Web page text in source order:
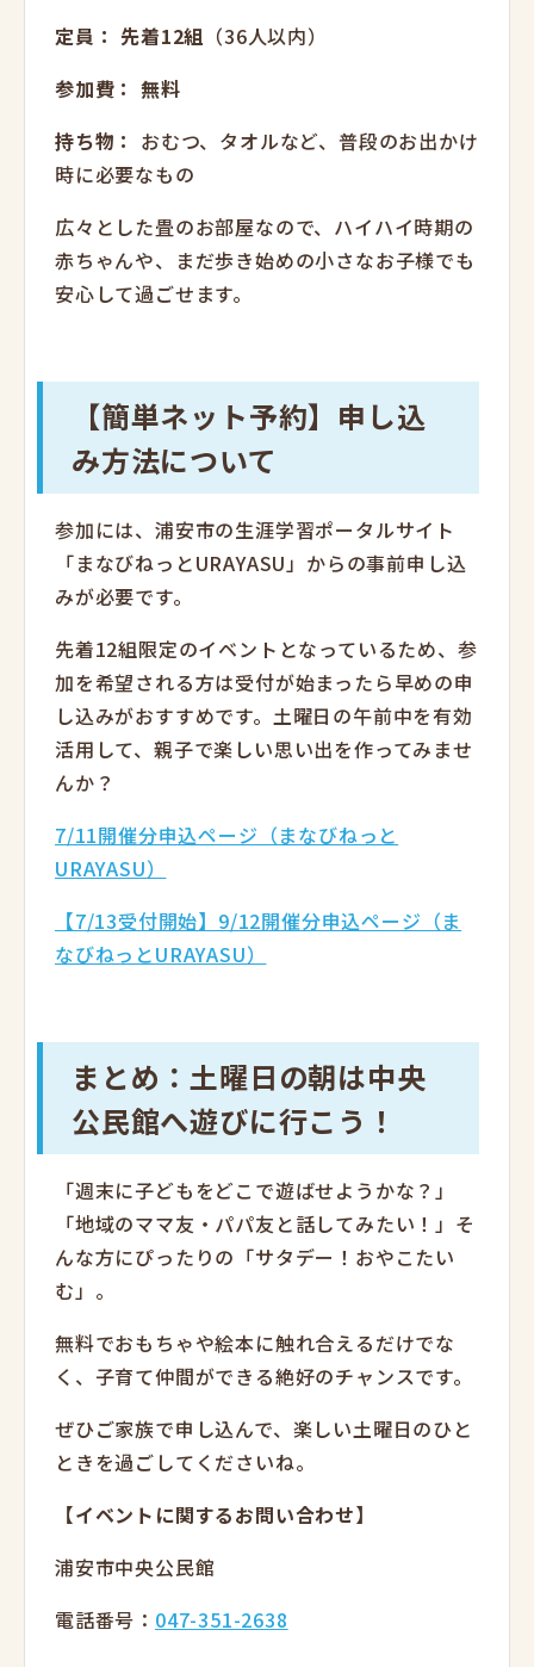
定員： 先着12組 （36人以内）
参加費： 無料
持ち物： おむつ、タオルなど、普段のお出かけ
時に必要なもの
広々とした畳のお部屋なので、ハイハイ時期の
赤ちゃんや、まだ歩き始めの小さなお子様でも
安心して過ごせます。
【簡単ネット予約】申し込
み方法について
参加には、浦安市の生涯学習ポータルサイト
「まなびねっとURAYASU」からの事前申し込
みが必要です。
先着12組限定のイベントとなっているため、参
加を希望される方は受付が始まったら早めの申
し込みがおすすめです。土曜日の午前中を有効
活用して、親子で楽しい思い出を作ってみませ
んか？
7/11開催分申込ページ（まなびねっと
URAYASU）
【7/13受付開始】9/12開催分申込ページ（ま
なびねっとURAYASU）
まとめ：土曜日の朝は中央
公民館へ遊びに行こう！
「週末に子どもをどこで遊ばせようかな？」
「地域のママ友・パパ友と話してみたい！」そ
んな方にぴったりの「サタデー！おやこたい
む」。
無料でおもちゃや絵本に触れ合えるだけでな
く、子育て仲間ができる絶好のチャンスです。
ぜひご家族で申し込んで、楽しい土曜日のひと
ときを過ごしてくださいね。
【イベントに関するお問い合わせ】
浦安市中央公民館
電話番号： 047-351-2638